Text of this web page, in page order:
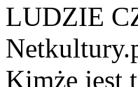
LUDZIE
Kimże jest